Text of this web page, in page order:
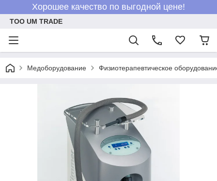
Хорошее качество по выгодной цене!
ТОО UM TRADE
Медоборудование Физиотерапевтическое